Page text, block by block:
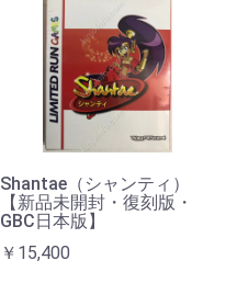
Shantae（シャンティ）
【新品未開封・復刻版・
GBC日本版】
￥15,400